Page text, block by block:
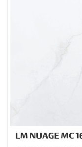
LM NUAGE MC